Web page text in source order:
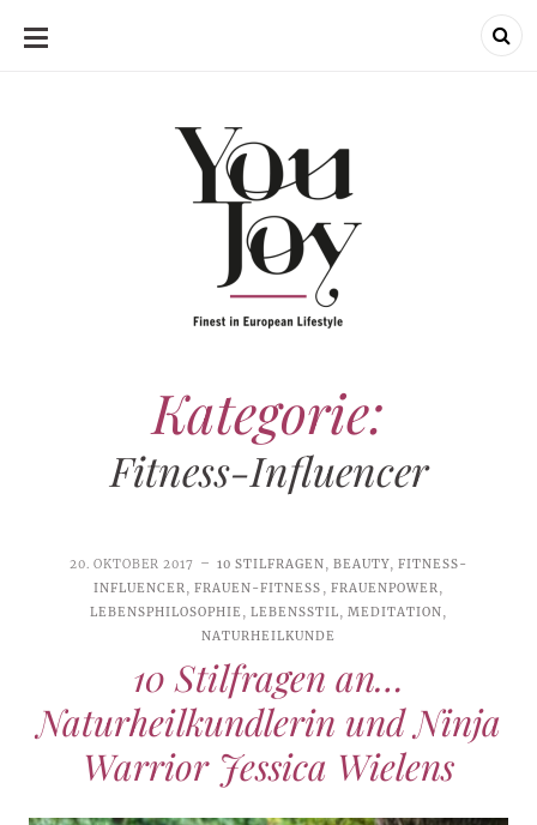
SKIP
Kategorie:
Fitness-Influencer
20. OKTOBER 2017 10 STILFRAGEN, BEAUTY,FITNESS-
INFLUENCER,FRAUEN-FITNESS , FRAUENPOWER,
LEBENSPHILOSOPHIE, LEBENSSTIL,MEDITATION,
NATURHEILKUNDE
10 Stilfragen an…
Naturheilkundlerin und Ninja
Warrior Jessica Wielens